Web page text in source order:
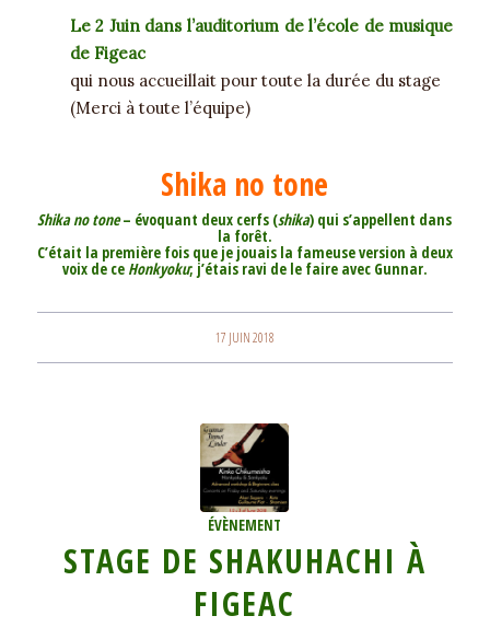
Le 2 Juin dans l’auditorium de l’école de musique
de Figeac
qui nous accueillait pour toute la durée du stage
(Merci à toute l’équipe)
Shika no tone
Shika no tone– évoquant deux cerfs (shika) qui s’appellent dans
la forêt.
C’était la première fois que je jouais la fameuse version à deux
voix de ce Honkyoku; j’étais ravi de le faire avec Gunnar.
17 JUIN 2018
ÉVÈNEMENT
STAGE DE SHAKUHACHI À
FIGEAC